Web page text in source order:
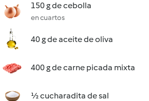
150 g de cebolla
en cuartos
40 g de aceite de oliva
400 g de carne picada mixta
½ cucharadita de sal